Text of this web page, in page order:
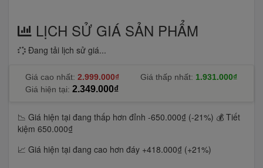
LỊCH SỬ GIÁ SẢN PHẨM
Đang tải lịch sử giá...
Giá cao nhất: 2.999.000₫ Giá thấp nhất: 1.931.000₫
Giá hiện tại: 2.349.000₫
📉 Giá hiện tại đang thấp hơn đỉnh -650.000₫ (-21%) 💰 Tiết
kiệm 650.000₫
📈 Giá hiện tại đang cao hơn đáy +418.000₫ (+21%)